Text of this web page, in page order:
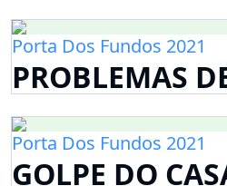
Porta Dos Fundos 2021
PROBLEMAS
Porta Dos Fundos 2021
GOLPE DO